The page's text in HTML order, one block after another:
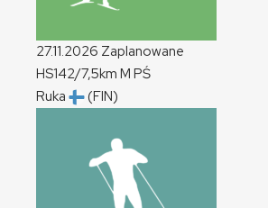
27.11.2026 Zaplanowane
HS142/7,5km M PŚ
Ruka
(FIN)